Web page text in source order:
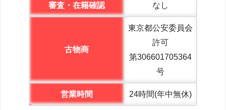
審査・在籍確認 なし
古物商
東京都公安委員会
許可
第306601705364
号
営業時間 24時間(年中無休)